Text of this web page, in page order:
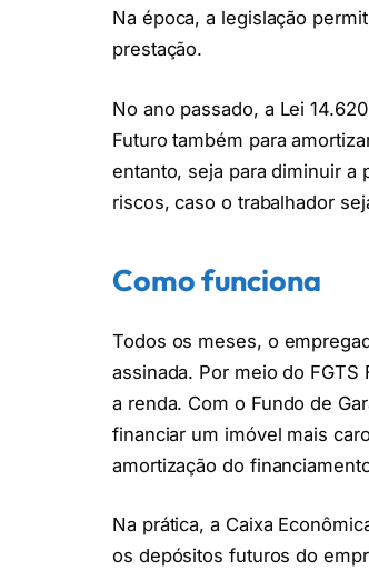
Na época, a legislação
prestação.
No ano passado, a Lei
Futuro também para
entanto, seja para diminuir a
riscos, caso o trabalhador
Como funciona
Todos os meses, o
assinada. Por meio do
a renda. Com o Fundo de
financiar um imóvel mais
amortização do
Na prática, a Caixa
os depósitos futuros do